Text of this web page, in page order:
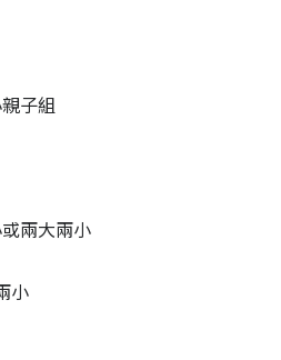
子組
兩大兩小
小